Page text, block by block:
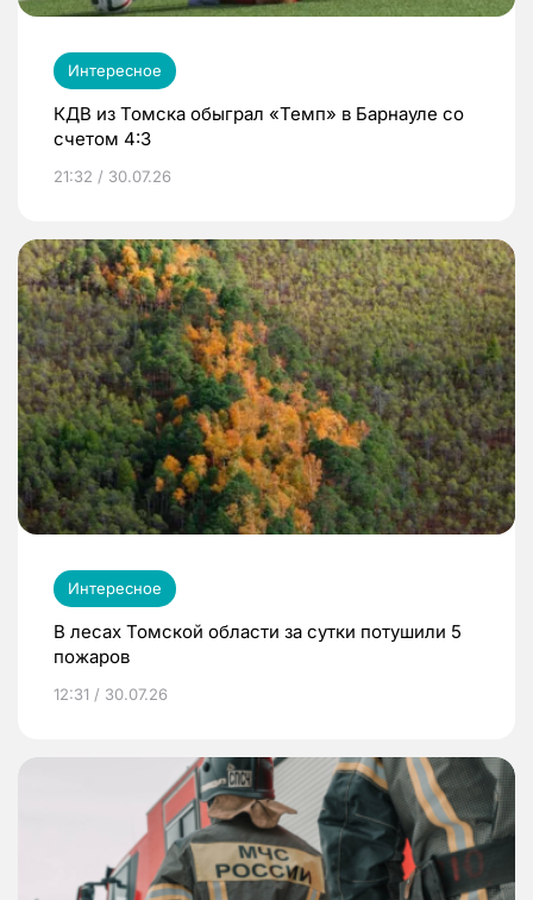
Интересное
КДВ из Томска обыграл «Темп» в Барнауле со
счетом 4:3
21:32 / 30.07.26
Интересное
В лесах Томской области за сутки потушили 5
пожаров
12:31 / 30.07.26